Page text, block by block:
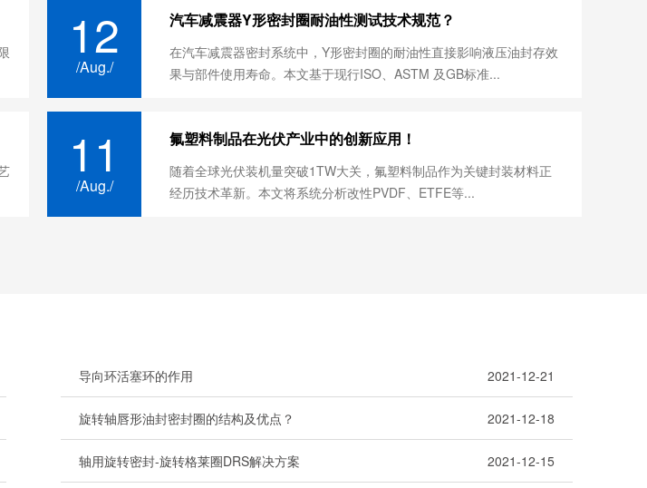
12
/Aug./
汽车减震器Y形密封圈耐油性测试技术规范？
在汽车减震器密封系统中，Y形密封圈的耐油性直接影响液压油封存效
果与部件使用寿命。本文基于现行ISO、ASTM 及GB标准...
11
/Aug./
氟塑料制品在光伏产业中的创新应用！
随着全球光伏装机量突破1TW大关，‌氟塑料制品‌作为关键封装材料正
经历技术革新。本文将系统分析改性PVDF、ETFE等‌...
导向环活塞环的作用 2021-12-21
旋转轴唇形油封密封圈的结构及优点？ 2021-12-18
轴用旋转密封-旋转格莱圈DRS解决方案 2021-12-15